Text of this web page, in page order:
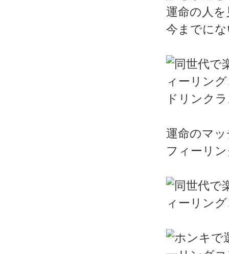
運命の人
今までに
ドリンク
運命のマ
フィーリ